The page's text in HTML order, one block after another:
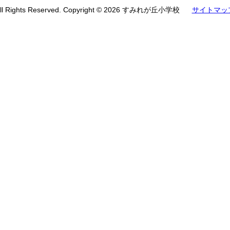
Rights Reserved. Copyright © 2026 すみれが丘小学校 サイトマッ